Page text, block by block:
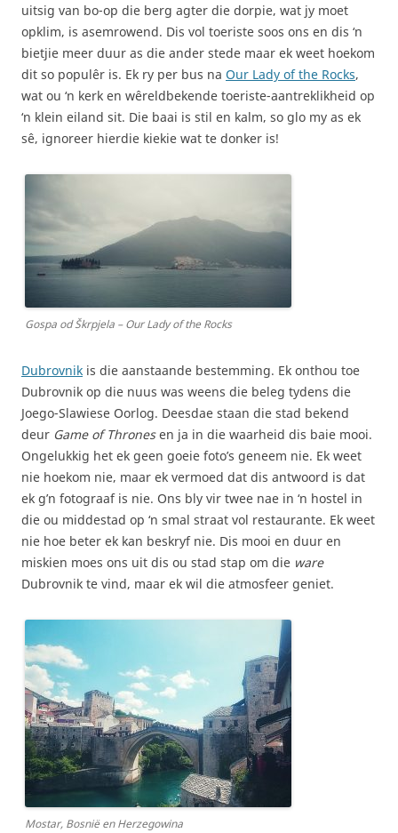
uitsig van bo-op die berg agter die dorpie, wat jy moet
opklim, is asemrowend. Dis vol toeriste soos ons en dis ‘n
bietjie meer duur as die ander stede maar ek weet hoekom
dit so populêr is. Ek ry per bus na Our Lady of the Rocks,
wat ou ‘n kerk en wêreldbekende toeriste-aantreklikheid op
‘n klein eiland sit. Die baai is stil en kalm, so glo my as ek
sê, ignoreer hierdie kiekie wat te donker is!
Gospa od Škrpjela – Our Lady of the Rocks
Dubrovnik is die aanstaande bestemming. Ek onthou toe
Dubrovnik op die nuus was weens die beleg tydens die
Joego-Slawiese Oorlog. Deesdae staan die stad bekend
deur Game of Thronesen ja in die waarheid dis baie mooi.
Ongelukkig het ek geen goeie foto’s geneem nie. Ek weet
nie hoekom nie, maar ek vermoed dat dis antwoord is dat
ek g’n fotograaf is nie. Ons bly vir twee nae in ‘n hostel in
die ou middestad op ‘n smal straat vol restaurante. Ek weet
nie hoe beter ek kan beskryf nie. Dis mooi en duur en
miskien moes ons uit dis ou stad stap om die ware
Dubrovnik te vind, maar ek wil die atmosfeer geniet.
Mostar, Bosnië en Herzegowina